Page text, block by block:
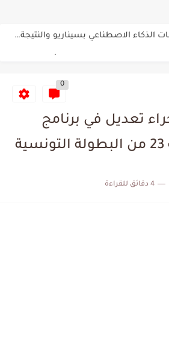
البرنامج الكامل لنهائي البطولة بين الاتحاد المنستيري والنادي الإفريقي
المدرب التونسي المتألق معين الشعباني يكشف عن اهدافه المستقبلية
0
تعديل في برنامج
4 دقائق للقراءة